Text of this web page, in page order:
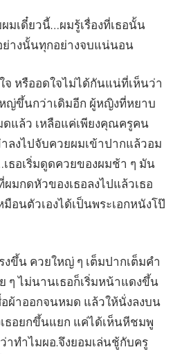
มเดี๋ยวนี้…ผมรู้เรื่องที่เธอนั้น
ย่างนั้นทุกอย่างจบแน่นอน
จ หรืออดใจไม่ได้กันแน่ที่เห็นว่า
ญ่ขึ้นกว่าเดิมอีก ผู้หญิงที่หยาบ
แล้ว เหลือแค่เพียงคุณครูคน
ลงไปจับควยผมเข้าปากแล้วอม
ธอเริ่มดูดควยของผมช้า ๆ มัน
มกดหัวของเธอลงไปแล้วเธอ
อนตัวเองได้เป็นพระเอกหนังโป๊
ขึ้น ควยใหญ่ ๆ เต็มปากเต็มคำ
ๆ ไม่นานเธอก็เริ่มหน้าแดงขึ้น
อผ้าออกจนหมด แล้วให้นั่งลงบน
ธอยกขึ้นแยก แค่ได้เห็นหีชมพู
าทำไมผอ.จึงยอมเล่นชู้กับครู